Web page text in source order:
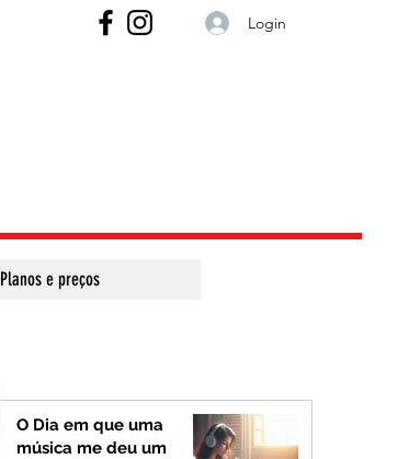
Login
Planos e preços
O Dia em que uma
música me deu um